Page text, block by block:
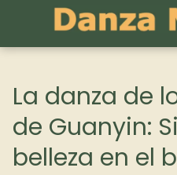
La danza de
de Guanyin:
belleza en el